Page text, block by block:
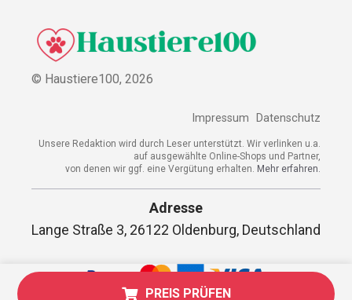
PREIS PRÜFEN
© Haustiere100, 2026
Impressum Datenschutz
Unsere Redaktion wird durch Leser unterstützt. Wir verlinken u.a.
auf ausgewählte Online-Shops und Partner,
von denen wir ggf. eine Vergütung erhalten. Mehr erfahren.
Adresse
Lange Straße 3, 26122 Oldenburg, Deutschland